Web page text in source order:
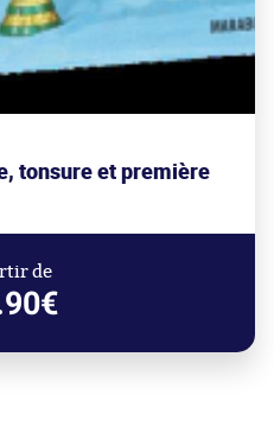
tonsure et première
de